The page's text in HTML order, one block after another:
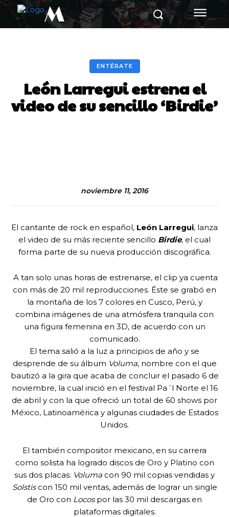
M
ENTÉRATE
León Larregui estrena el
video de su sencillo ‘Birdie’
noviembre 11, 2016
El cantante de rock en español, León Larregui, lanza
el video de su más reciente sencillo Birdie, el cual
forma parte de su nueva producción discográfica.
A tan solo unas horas de estrenarse, el clip ya cuenta
con más de 20 mil reproducciones. Éste se grabó en
la montaña de los 7 colores en Cusco, Perú, y
combina imágenes de una atmósfera tranquila con
una figura femenina en 3D, de acuerdo con un
comunicado.
El tema salió a la luz a principios de año y se
desprende de su álbum Voluma, nombre con el que
bautizó a la gira que acaba de concluir el pasado 6 de
noviembre, la cual inició en el festival Pa´l Norte el 16
de abril y con la que ofreció un total de 60 shows por
México, Latinoamérica y algunas ciudades de Estados
Unidos.
El también compositor mexicano, en su carrera
como solista ha logrado discos de Oro y Platino con
sus dos placas: Voluma con 90 mil copias vendidas y
Solstiscon 150 mil ventas, además de lograr un single
de Oro con Locospor las 30 mil descargas en
plataformas digitales.